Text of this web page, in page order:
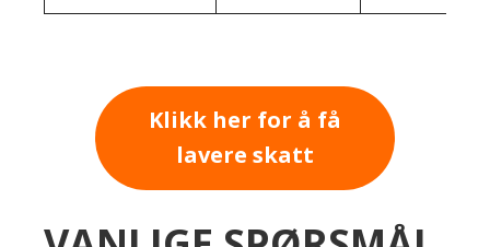
Klikk her for å få
lavere skatt